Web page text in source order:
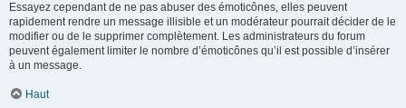
Essayez cependant de ne pas abuser des émoticônes, elles peuvent
rapidement rendre un message illisible et un modérateur pourrait décider de le
modifier ou de le supprimer complètement. Les administrateurs du forum
peuvent également limiter le nombre d’émoticônes qu’il est possible d’insérer
à un message.
Haut